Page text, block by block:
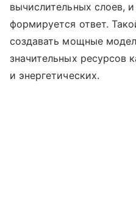
вычислительных слоев,
формируется ответ.
создавать мощные
значительных ресурсов
и энергетических.